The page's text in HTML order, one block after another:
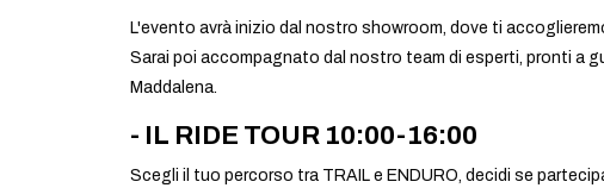
L'evento avrà inizio dal nostro showroom, dove ti
Sarai poi accompagnato dal nostro team di esperti, pronti a
Maddalena.
- IL RIDE TOUR 10:00-16:00
Scegli il tuo percorso tra TRAIL e ENDURO, decidi se